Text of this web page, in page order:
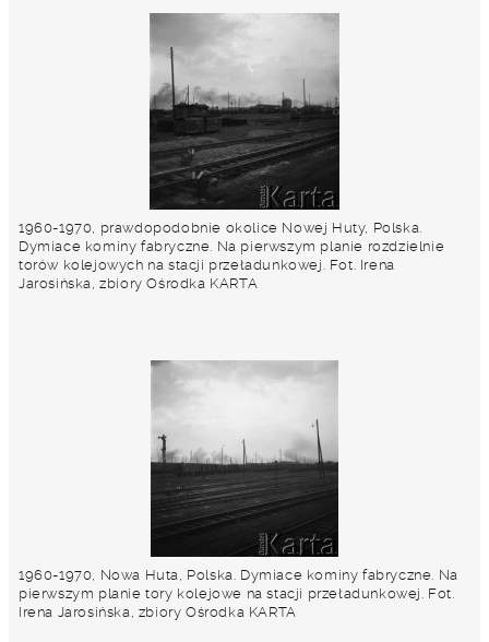
1960-1970, prawdopodobnie okolice Nowej Huty, Polska.
Dymiace kominy fabryczne. Na pierwszym planie rozdzielnie
torów kolejowych na stacji przeładunkowej. Fot. Irena
Jarosińska, zbiory Ośrodka KARTA
1960-1970, Nowa Huta, Polska. Dymiace kominy fabryczne. Na
pierwszym planie tory kolejowe na stacji przeładunkowej. Fot.
Irena Jarosińska, zbiory Ośrodka KARTA